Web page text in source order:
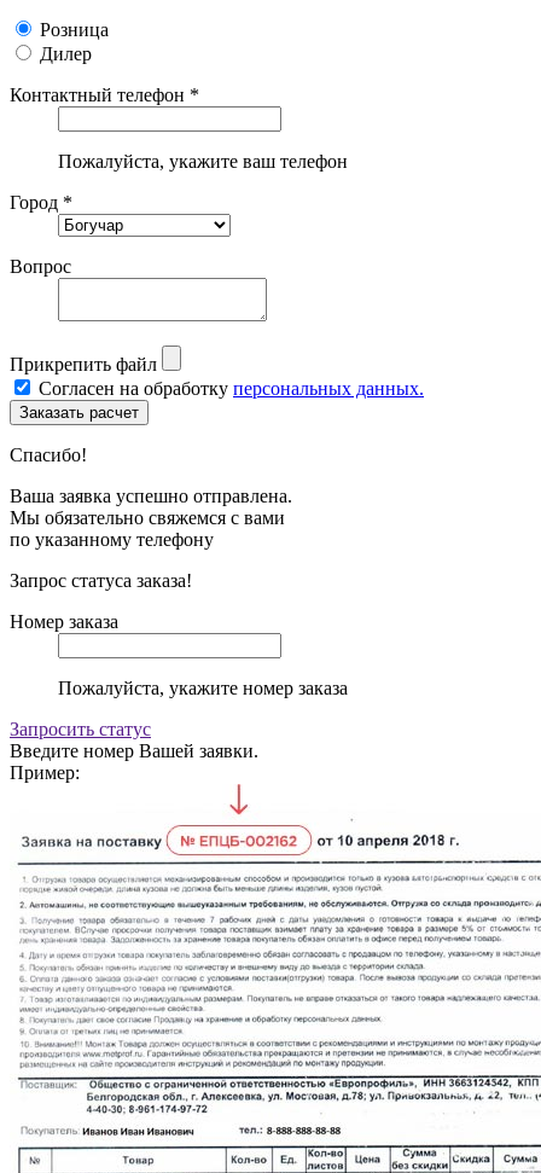
Розница
Дилер
Контактный телефон *
Пожалуйста, укажите ваш телефон
Город *
Вопрос
Прикрепить файл
Согласен на обработку персональных данных.
Спасибо!
Ваша заявка успешно отправлена.
Мы обязательно свяжемся с вами
по указанному телефону
Запрос статуса заказа!
Номер заказа
Пожалуйста, укажите номер заказа
Запросить статус
Введите номер Вашей заявки.
Пример: